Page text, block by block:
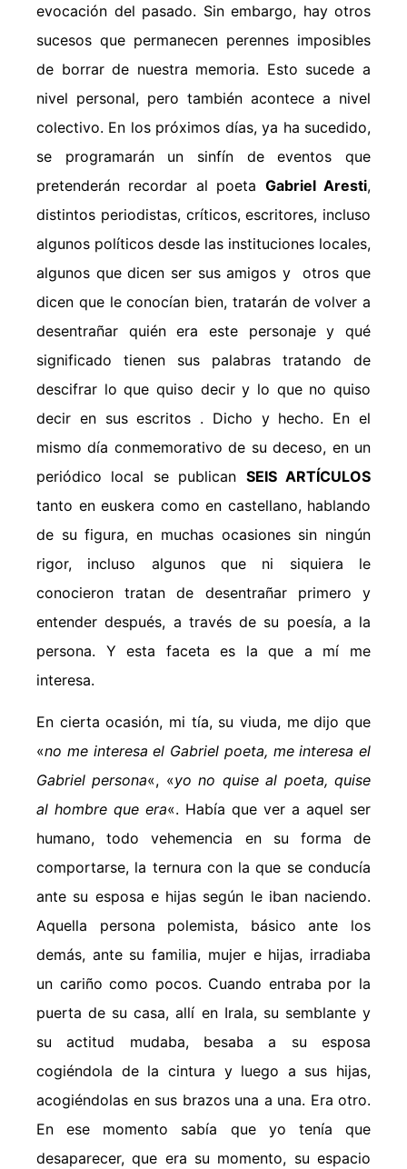
evocación del pasado. Sin embargo, hay otros
sucesos que permanecen perennes imposibles
de borrar de nuestra memoria. Esto sucede a
nivel personal, pero también acontece a nivel
colectivo. En los próximos días, ya ha sucedido,
se programarán un sinfín de eventos que
pretenderán recordar al poeta Gabriel Aresti,
distintos periodistas, críticos, escritores, incluso
algunos políticos desde las instituciones locales,
algunos que dicen ser sus amigos y otros que
dicen que le conocían bien, tratarán de volver a
desentrañar quién era este personaje y qué
significado tienen sus palabras tratando de
descifrar lo que quiso decir y lo que no quiso
decir en sus escritos . Dicho y hecho. En el
mismo día conmemorativo de su deceso, en un
periódico local se publican SEIS ARTÍCULOS
tanto en euskera como en castellano, hablando
de su figura, en muchas ocasiones sin ningún
rigor, incluso algunos que ni siquiera le
conocieron tratan de desentrañar primero y
entender después, a través de su poesía, a la
persona. Y esta faceta es la que a mí me
interesa.
En cierta ocasión, mi tía, su viuda, me dijo que
«no me interesa el Gabriel poeta, me interesa el
Gabriel persona«, «yo no quise al poeta, quise
al hombre que era«. Había que ver a aquel ser
humano, todo vehemencia en su forma de
comportarse, la ternura con la que se conducía
ante su esposa e hijas según le iban naciendo.
Aquella persona polemista, básico ante los
demás, ante su familia, mujer e hijas, irradiaba
un cariño como pocos. Cuando entraba por la
puerta de su casa, allí en Irala, su semblante y
su actitud mudaba, besaba a su esposa
cogiéndola de la cintura y luego a sus hijas,
acogiéndolas en sus brazos una a una. Era otro.
En ese momento sabía que yo tenía que
desaparecer, que era su momento, su espacio